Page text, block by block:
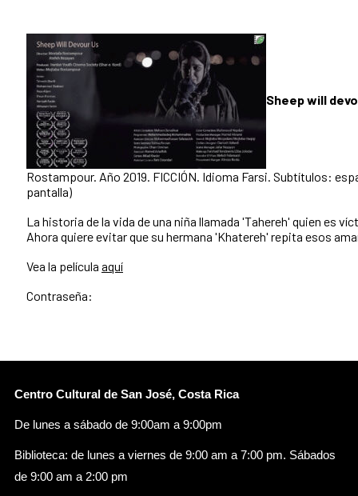
Sheep will
Rostampour. Año 2019. FICCIÓN. Idioma Farsi. Subtítulos:
pantalla)
La historia de la vida de una niña llamada 'Tahereh' quien es
Ahora quiere evitar que su hermana 'Khatereh' repita esos
Vea la película aquí
Contraseña:
Centro Cultural de San José, Costa Rica
De lunes a sábado de 9:00am a 9:00pm
Biblioteca: de lunes a viernes de 9:00 am a 7:00 pm. Sábados
de 9:00 am a 2:00 pm